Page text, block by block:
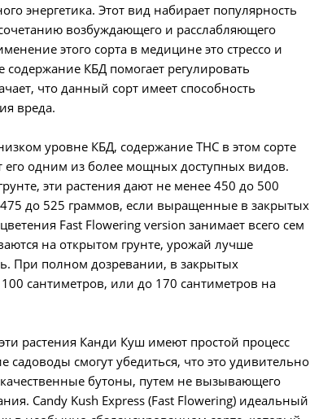
энергетика. Этот вид набирает популярность
возбуждающего и расслабляющего
этого сорта в медицине это стрессо и
КБД помогает регулировать
что данный сорт имеет способность
вреда.
уровне КБД, содержание ТНС в этом сорте
его одним из более мощных доступных видов.
эти растения дают не менее 450 до 500
475 до 525 граммов, если выращенные в закрытых
Fast Flowering version занимает всего сем
на открытом грунте, урожай лучше
При полном дозревании, в закрытых
сантиметров, или до 170 сантиметров на
растения Канди Куш имеют простой процесс
смогут убедиться, что это удивительно
бутоны, путем не вызывающего
Candy Kush Express (Fast Flowering) идеальный